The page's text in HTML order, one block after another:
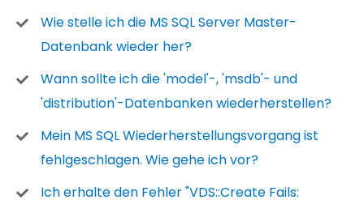
Wie stelle ich die MS SQL Server Master-
Datenbank wieder her?
Wann sollte ich die 'model'-, 'msdb'- und
'distribution'-Datenbanken wiederherstellen?
Mein MS SQL Wiederherstellungsvorgang ist
fehlgeschlagen. Wie gehe ich vor?
Ich erhalte den Fehler "VDS::Create Fails: